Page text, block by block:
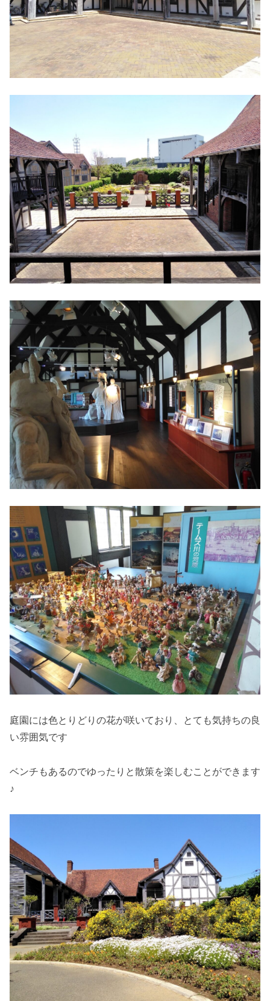
庭園には色とりどりの花が咲いており、とても気持ちの良
い雰囲気です
ベンチもあるのでゆったりと散策を楽しむことができます
♪